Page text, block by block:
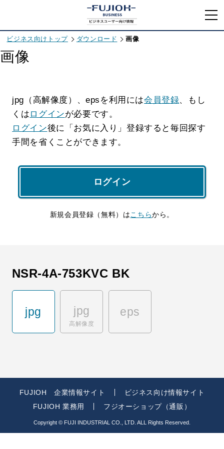
ビジネス向けトップ ダウンロード 画像
画像
jpg（高解像度）、epsを利用には会員登録、もし
くは ログインが必要です。
ログイン後に「お気に入り」登録すると毎回探す
手間を省くことができます。
ログイン
新規会員登録（無料）はこちらから。
NSR-4A-753KVC BK
jpg jpg
高解像度
eps
FUJIOH 企業情報サイト
ビジネス向け情報サイト
FUJIOH 業務用
フジオーショップ（通販）
Copyright © FUJI INDUSTRIAL CO., LTD. ALL Rights Reserved.